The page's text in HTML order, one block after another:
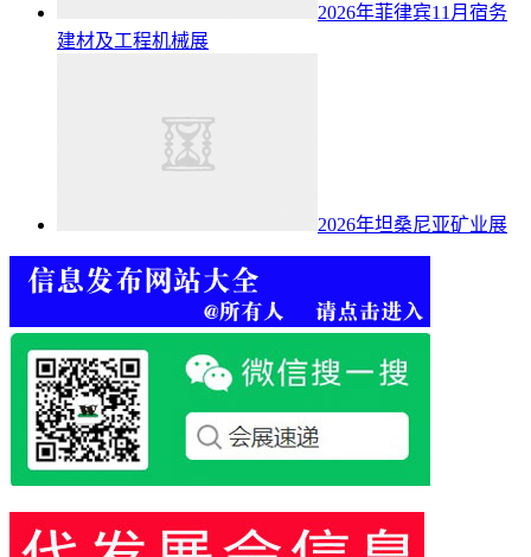
2026年菲律宾11月宿务
建材及工程机械展
2026年坦桑尼亚矿业展